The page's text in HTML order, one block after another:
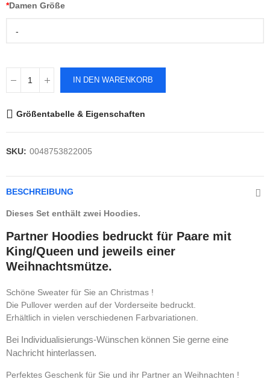
*Damen Größe
-
IN DEN WARENKORB
Größentabelle & Eigenschaften
SKU: 0048753822005
BESCHREIBUNG
Dieses Set enthält zwei Hoodies.
Partner Hoodies bedruckt für Paare mit
King/Queen und jeweils einer
Weihnachtsmütze.
Schöne Sweater für Sie an Christmas !
Die Pullover werden auf der Vorderseite bedruckt.
Erhältlich in vielen verschiedenen Farbvariationen.
Bei Individualisierungs-Wünschen können Sie gerne eine
Nachricht hinterlassen.
Perfektes Geschenk für Sie und ihr Partner an Weihnachten !